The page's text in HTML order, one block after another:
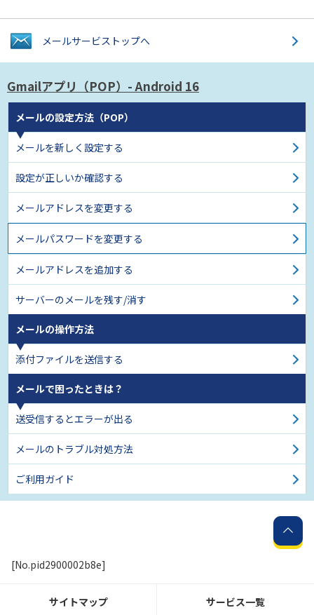
メールサービス トップへ
Gmailアプリ（POP） - Android 16
メールの設定方法（POP）
メールを新しく設定する
設定が正しいか確認する
メールアドレスを変更する
メールパスワードを変更する
メールアドレスを追加する
サーバーのメールを残す/消す
メールの操作方法
添付ファイルを送信する
メールで困ったときは？
送受信するとエラーが出る
メールのトラブル対処方法
ご利用ガイド
[No.pid2900002b8e]
サイトマップ サービス一覧